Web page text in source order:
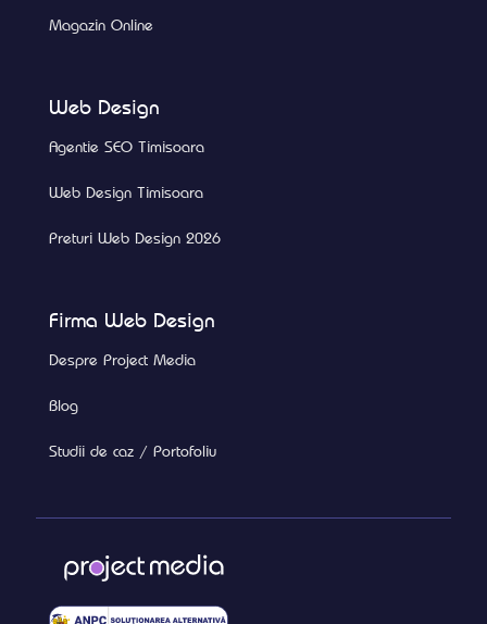
Magazin Online
Web Design
Agentie SEO Timisoara
Web Design Timisoara
Preturi Web Design 2026
Firma Web Design
Despre Project Media
Blog
Studii de caz / Portofoliu